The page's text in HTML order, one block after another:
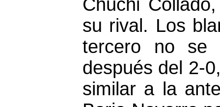
Chuchi
su rival. Los
tercero no se
después del 2-
similar a la